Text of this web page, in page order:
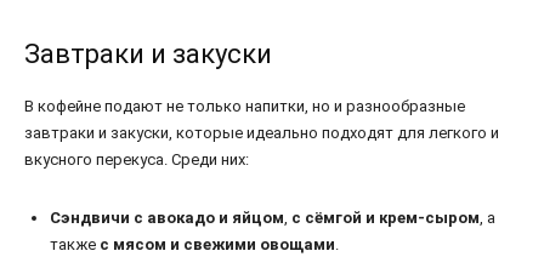
Завтраки и закуски
В кофейне подают не только напитки, но и разнообразные
завтраки и закуски, которые идеально подходят для легкого и
вкусного перекуса. Среди них:
Сэндвичи с авокадо и яйцом, с сёмгой и крем-сыром, а
также с мясом и свежими овощами.